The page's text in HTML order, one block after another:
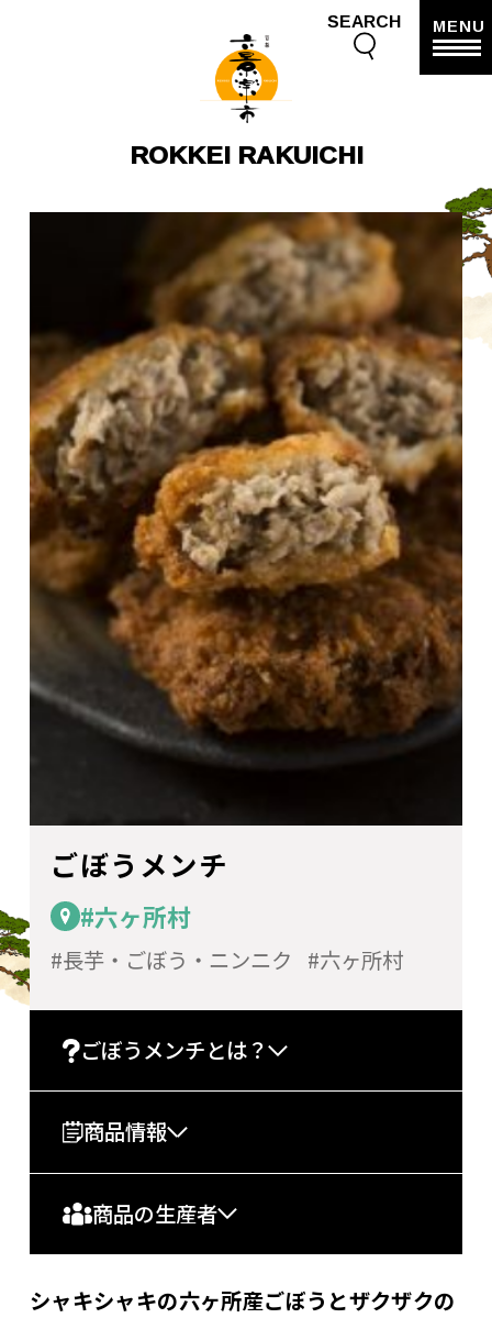
ROKKEI RAKUICHI
SEARCH MENU
ごぼうメンチ
#六ヶ所村
長芋・ごぼう・ニンニク 六ヶ所村
ごぼうメンチとは？
商品情報
商品の生産者
シャキシャキの六ヶ所産ごぼうとザクザクの